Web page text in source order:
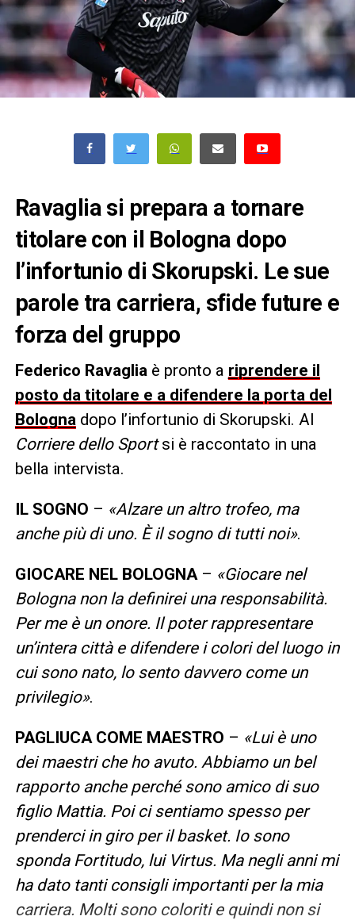
Ravaglia si prepara a tornare
titolare con il Bologna dopo
l’infortunio di Skorupski. Le sue
parole tra carriera, sfide future e
forza del gruppo
Federico Ravaglia è pronto a riprendere il
posto da titolare e a difendere la porta del
Bologna dopo l’infortunio di Skorupski. Al
Corriere dello Sportsi è raccontato in una
bella intervista.
IL SOGNO – «Alzare un altro trofeo, ma
anche più di uno. È il sogno di tutti noi».
GIOCARE NEL BOLOGNA– «Giocare nel
Bologna non la definirei una responsabilità.
Per me è un onore. Il poter rappresentare
un’intera città e difendere i colori del luogo in
cui sono nato, lo sento davvero come un
privilegio».
PAGLIUCA COME MAESTRO – «Lui è uno
dei maestri che ho avuto. Abbiamo un bel
rapporto anche perché sono amico di suo
figlio Mattia. Poi ci sentiamo spesso per
prenderci in giro per il basket. Io sono
sponda Fortitudo, lui Virtus. Ma negli anni mi
ha dato tanti consigli importanti per la mia
carriera. Molti sono coloriti e quindi non si